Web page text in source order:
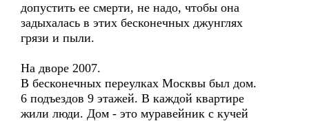
допустить ее смерти, не надо, чтобы она
задыхалась в этих бесконечных джунглях
грязи и пыли.
На дворе 2007.
В бесконечных переулках Москвы был дом.
6 подъездов 9 этажей. В каждой квартире
жили люди. Дом - это муравейник с кучей